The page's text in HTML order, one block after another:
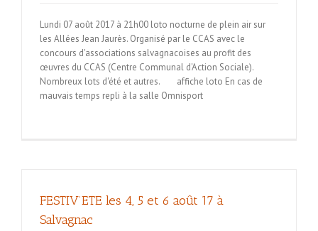
Lundi 07 août 2017 à 21h00 loto nocturne de plein air sur
les Allées Jean Jaurès. Organisé par le CCAS avec le
concours d'associations salvagnacoises au profit des
œuvres du CCAS (Centre Communal d'Action Sociale).
Nombreux lots d'été et autres. affiche loto En cas de
mauvais temps repli à la salle Omnisport
FESTIV’ETE les 4, 5 et 6 août 17 à
Salvagnac